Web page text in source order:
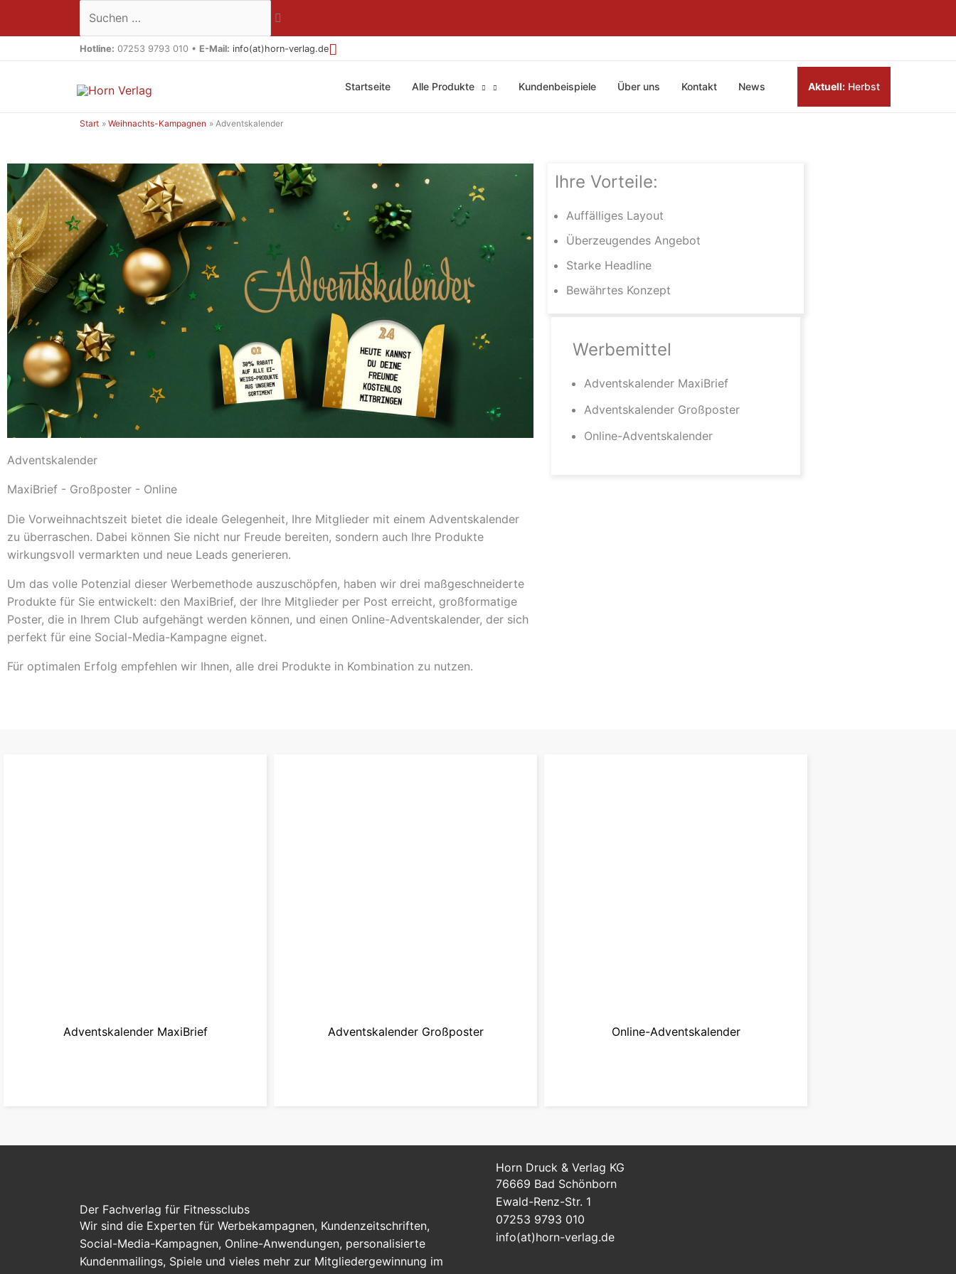
Suchen …
Hotline: 07253 9793 010 • E-Mail: info(at)horn-verlag.de
Startseite Alle Produkte Kundenbeispiele Über uns Kontakt News Aktuell: Herbst
Start Weihnachts-Kampagnen Adventskalender
Adventskalender
MaxiBrief - Großposter - Online
Die Vorweihnachtszeit bietet die ideale Gelegenheit, Ihre Mitglieder mit einem Adventskalender
zu überraschen. Dabei können Sie nicht nur Freude bereiten, sondern auch Ihre Produkte
wirkungsvoll vermarkten und neue Leads generieren.
Um das volle Potenzial dieser Werbemethode auszuschöpfen, haben wir drei maßgeschneiderte
Produkte für Sie entwickelt: den MaxiBrief, der Ihre Mitglieder per Post erreicht, großformatige
Poster, die in Ihrem Club aufgehängt werden können, und einen Online-Adventskalender, der sich
perfekt für eine Social-Media-Kampagne eignet.
Für optimalen Erfolg empfehlen wir Ihnen, alle drei Produkte in Kombination zu nutzen.
Ihre Vorteile:
Auffälliges Layout
Überzeugendes Angebot
Starke Headline
Bewährtes Konzept
Werbemittel
Adventskalender MaxiBrief
Adventskalender Großposter
Online-Adventskalender
Adventskalender MaxiBrief Adventskalender Großposter Online-Adventskalender
Der Fachverlag für Fitnessclubs
Wir sind die Experten für Werbekampagnen, Kundenzeitschriften,
Social-Media-Kampagnen, Online-Anwendungen, personalisierte
Kundenmailings, Spiele und vieles mehr zur Mitgliedergewinnung im
Horn Druck & Verlag KG
76669 Bad Schönborn
Ewald-Renz-Str. 1
07253 9793 010
info(at)horn-verlag.de